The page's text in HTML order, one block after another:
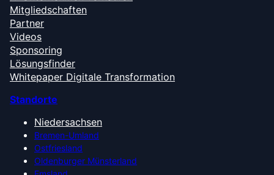
Mitgliedschaften
Partner
Videos
Sponsoring
Lösungsfinder
Whitepaper Digitale Transformation
Standorte
Niedersachsen
Bremen-Umland
Ostfriesland
Oldenburger Münsterland